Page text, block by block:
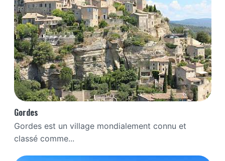
Gordes
Gordes est un village mondialement connu et
classé comme...